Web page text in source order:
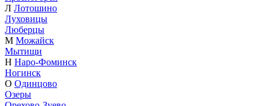
Л Лотошино
Луховицы
Люберцы
М Можайск
Мытищи
Н Наро-Фоминск
Ногинск
О Одинцово
Озеры